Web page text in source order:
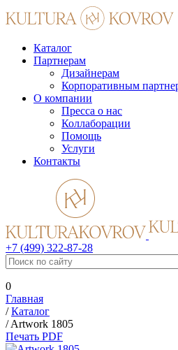
Каталог
Партнерам
Дизайнерам
Корпоративным
О компании
Пресса о нас
Коллаборации
Помощь
Услуги
Контакты
+7 (499) 322-87-28
0
Главная
/Каталог
/Artwork 1805
Печать PDF